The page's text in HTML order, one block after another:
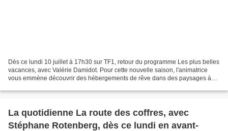
Dès ce lundi 10 juillet à 17h30 sur TF1, retour du programme Les plus belles
vacances, avec Valérie Damidot. Pour cette nouvelle saison, l'animatrice
vous emmène découvrir des hébergements de rêve dans des paysages à
La quotidienne La route des coffres, avec
Stéphane Rotenberg, dès ce lundi en avant-